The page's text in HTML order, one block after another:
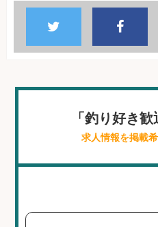
「釣り好き
求人情報を掲載